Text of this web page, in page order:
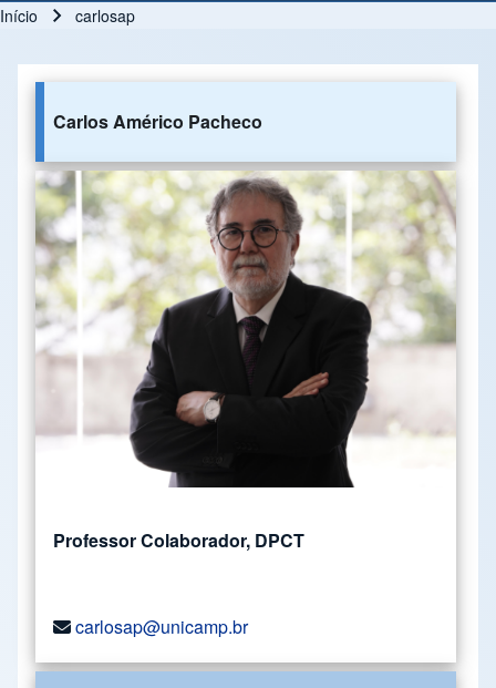
Início carlosap
Carlos Américo Pacheco
Professor Colaborador, DPCT
carlosap@unicamp.br